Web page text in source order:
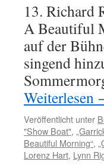
13. Richard
A Beautiful
auf der
singend
Weiterlesen
Veröffentlicht unter
"Show Boat",
Beautiful Morning“,
Lorenz Hart, Lynn